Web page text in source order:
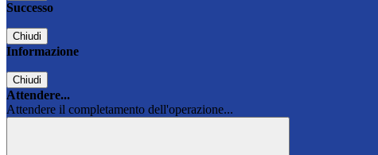
Successo
Chiudi
Informazione
Chiudi
Attendere...
Attendere il completamento dell'operazione...